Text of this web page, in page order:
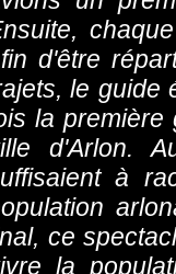
d'être
le guide
la première
d'Arlon.
à
ce
la